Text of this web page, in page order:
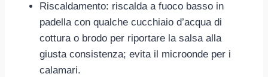
Riscaldamento: riscalda a fuoco basso in
padella con qualche cucchiaio d’acqua di
cottura o brodo per riportare la salsa alla
giusta consistenza; evita il microonde per i
calamari.